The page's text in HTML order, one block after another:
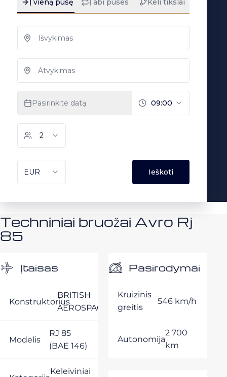
Techniniai bruožai Avro Rj
85
Įtaisas
Konstruktorius
BRITISH
AEROSPACE
Modelis
RJ 85
(BAE 146)
Keleiviniai
Pasirodymai
Kruizinis
greitis
546 km/h
Autonomija
2 700
km